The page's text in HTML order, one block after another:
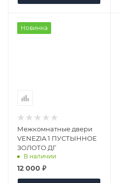
Новинка
Межкомнатные двери
VENEZIA 1 ПУСТЫННОЕ
ЗОЛОТО ДГ
В наличии
12 000 ₽